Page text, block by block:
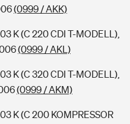
(0999 / AKK)
K (C 220 CDI T-MODELL),
(0999 / AKL)
K (C 320 CDI T-MODELL),
(0999 / AKM)
K (C 200 KOMPRESSOR